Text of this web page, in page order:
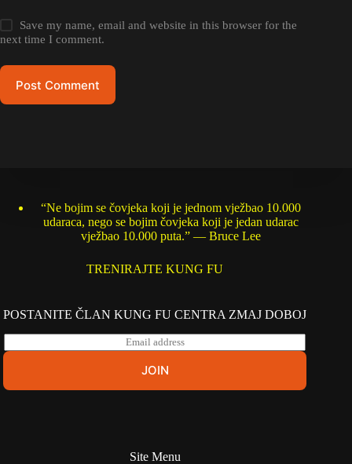
Save my name, email and website in this browser for the
next time I comment.
Post Comment
“Ne bojim se čovjeka koji je jednom vježbao 10.000
udaraca, nego se bojim čovjeka koji je jedan udarac
vježbao 10.000 puta.” — Bruce Lee
TRENIRAJTE KUNG FU
POSTANITE ČLAN KUNG FU CENTRA ZMAJ DOBOJ
m
l
JOIN
Site Menu